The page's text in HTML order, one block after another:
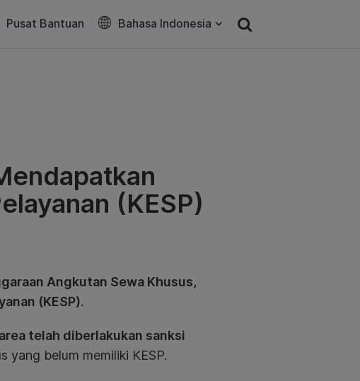
Pusat Bantuan Bahasa Indonesia
(KESP)
Angkutan Sewa Khusus,
(KESP).
telah diberlakukan sanksi
yang belum memiliki KESP.